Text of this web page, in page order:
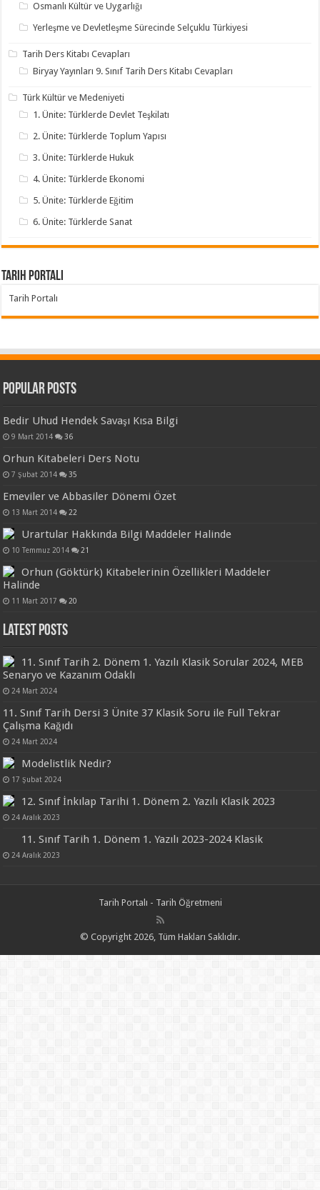
Osmanlı Kültür ve Uygarlığı
Yerleşme ve Devletleşme Sürecinde Selçuklu Türkiyesi
Tarih Ders Kitabı Cevapları
Biryay Yayınları 9. Sınıf Tarih Ders Kitabı Cevapları
Türk Kültür ve Medeniyeti
1. Ünite: Türklerde Devlet Teşkilatı
2. Ünite: Türklerde Toplum Yapısı
3. Ünite: Türklerde Hukuk
4. Ünite: Türklerde Ekonomi
5. Ünite: Türklerde Eğitim
6. Ünite: Türklerde Sanat
Tarih Portalı
Tarih Portalı
Popular Posts
Bedir Uhud Hendek Savaşı Kısa Bilgi
9 Mart 2014 36
Orhun Kitabeleri Ders Notu
7 Şubat 2014 35
Emeviler ve Abbasiler Dönemi Özet
13 Mart 2014 22
Urartular Hakkında Bilgi Maddeler Halinde
10 Temmuz 2014 21
Orhun (Göktürk) Kitabelerinin Özellikleri Maddeler
Halinde
11 Mart 2017 20
Latest Posts
11. Sınıf Tarih 2. Dönem 1. Yazılı Klasik Sorular 2024, MEB
Senaryo ve Kazanım Odaklı
24 Mart 2024
11. Sınıf Tarih Dersi 3 Ünite 37 Klasik Soru ile Full Tekrar
Çalışma Kağıdı
24 Mart 2024
Modelistlik Nedir?
17 Şubat 2024
12. Sınıf İnkılap Tarihi 1. Dönem 2. Yazılı Klasik 2023
24 Aralık 2023
11. Sınıf Tarih 1. Dönem 1. Yazılı 2023-2024 Klasik
24 Aralık 2023
Tarih Portalı - Tarih Öğretmeni
© Copyright 2026, Tüm Hakları Saklıdır.